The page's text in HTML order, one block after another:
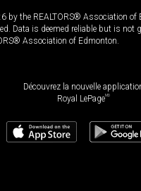
by the REALTORS® Association of
Data is deemed reliable but is not
Association of Edmonton.
Découvrez la nouvelle
Royal LePageMD